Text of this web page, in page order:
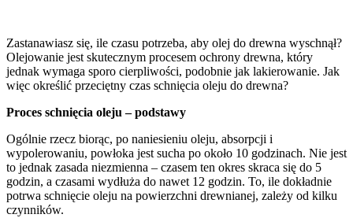
Zastanawiasz się, ile czasu potrzeba, aby olej do drewna wyschnął?
Olejowanie jest skutecznym procesem ochrony drewna, który
jednak wymaga sporo cierpliwości, podobnie jak lakierowanie. Jak
więc określić przeciętny czas schnięcia oleju do drewna?
Proces schnięcia oleju – podstawy
Ogólnie rzecz biorąc, po naniesieniu oleju, absorpcji i
wypolerowaniu, powłoka jest sucha po około 10 godzinach. Nie jest
to jednak zasada niezmienna – czasem ten okres skraca się do 5
godzin, a czasami wydłuża do nawet 12 godzin. To, ile dokładnie
potrwa schnięcie oleju na powierzchni drewnianej, zależy od kilku
czynników.